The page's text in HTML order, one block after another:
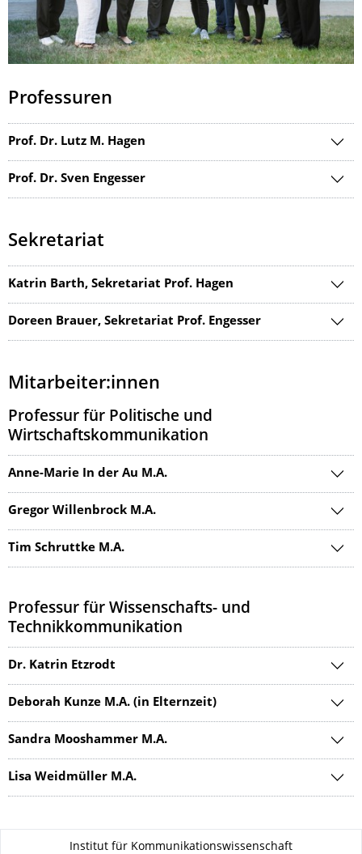
Professuren
Prof. Dr. Lutz M. Hagen
Prof. Dr. Sven Engesser
Sekretariat
Katrin Barth, Sekretariat Prof. Hagen
Doreen Brauer, Sekretariat Prof. Engesser
Mitarbeiter:innen
Professur für Politische und
Wirtschaftskommunikation
Anne-Marie In der Au M.A.
Gregor Willenbrock M.A.
Tim Schruttke M.A.
Professur für Wissenschafts- und
Technikkommunikation
Dr. Katrin Etzrodt
Deborah Kunze M.A. (in Elternzeit)
Sandra Mooshammer M.A.
Lisa Weidmüller M.A.
Zu dieser SeiteInstitut für Kommunikationswissenschaft